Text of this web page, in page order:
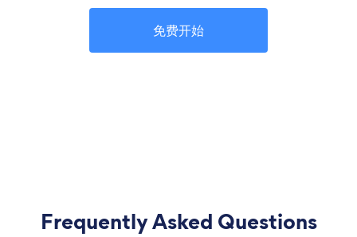
免费开始
Frequently Asked Questions